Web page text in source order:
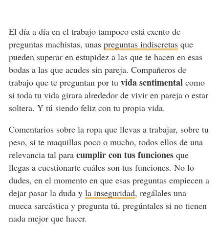
El día a día en el trabajo tampoco está exento de
preguntas machistas, unas preguntas indiscretasque
pueden superar en estupidez a las que te hacen en esas
bodas a las que acudes sin pareja. Compañeros de
trabajo que te preguntan por tu vida sentimentalcomo
si toda tu vida girara alrededor de vivir en pareja o estar
soltera. Y tú siendo feliz con tu propia vida.
Comentarios sobre la ropa que llevas a trabajar, sobre tu
peso, si te maquillas poco o mucho, todos ellos de una
relevancia tal paracumplir con tus funcionesque
llegas a cuestionarte cuáles son tus funciones. No lo
dudes, en el momento en que esas preguntas empiecen a
dejar pasar la duda y la inseguridad, regálales una
mueca sarcástica y pregunta tú, pregúntales si no tienen
nada mejor que hacer.